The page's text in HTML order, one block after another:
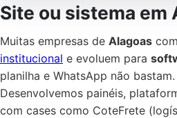
Site ou sistema em
Muitas empresas de Alagoas
institucional e evoluem para
planilha e WhatsApp não bastam.
Desenvolvemos painéis,
com cases como CoteFrete